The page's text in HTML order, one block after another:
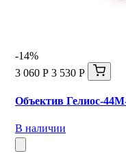
-14%
3 060 Р 3 530 Р
Объектив Гелиос-
В наличии